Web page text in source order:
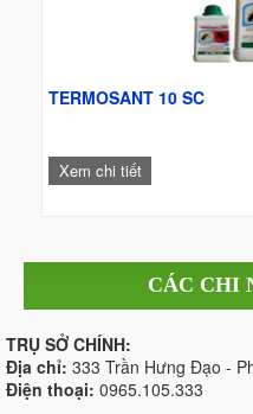
TERMOSANT 10 SC
Xem chi tiết
CÁC CHI
TRỤ SỞ CHÍNH:
Địa chỉ: 333 Trần Hưng Đạo -
Điện thoại: 0965.105.333